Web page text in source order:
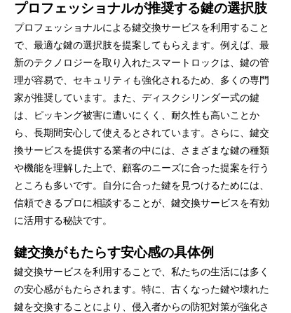
プロフェッショナルが推奨する鍵の選択肢
プロフェッショナルによる鍵交換サービスを利用すること
で、最適な鍵の選択肢を提案してもらえます。例えば、最
新のテクノロジーを取り入れたスマートロックは、鍵の管
理が容易で、セキュリティも強化されるため、多くの専門
家が推奨しています。また、ディスクシリンダー式の鍵
は、ピッキング被害に遭いにくく、耐久性も高いことか
ら、長期間安心して使えるとされています。さらに、鍵交
換サービスを提供する業者の中には、さまざまな鍵の種類
や機能を理解した上で、顧客のニーズに合った提案を行う
ところも多いです。自分に合った鍵を見つけるためには、
信頼できるプロに相談することが、鍵交換サービスを有効
に活用する秘訣です。
鍵交換がもたらす安心感の具体例
鍵交換サービスを利用することで、私たちの生活には多く
の安心感がもたらされます。特に、古くなった鍵や壊れた
鍵を交換することにより、侵入者からの防犯対策が強化さ